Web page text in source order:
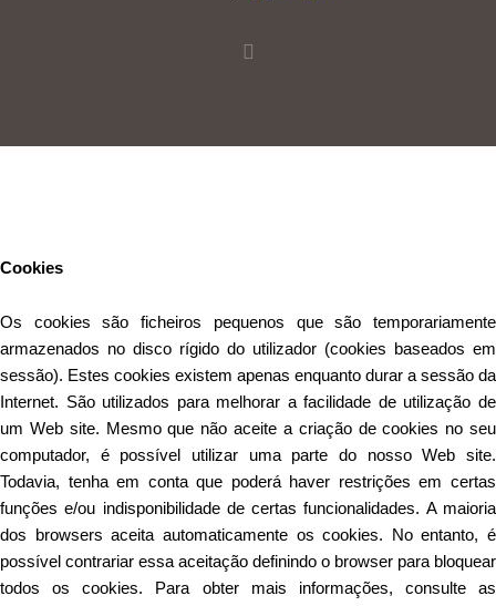
Cookies
Os cookies são ficheiros pequenos que são temporariamente
armazenados no disco rígido do utilizador (cookies baseados em
sessão). Estes cookies existem apenas enquanto durar a sessão da
Internet. São utilizados para melhorar a facilidade de utilização de
um Web site. Mesmo que não aceite a criação de cookies no seu
computador, é possível utilizar uma parte do nosso Web site.
Todavia, tenha em conta que poderá haver restrições em certas
funções e/ou indisponibilidade de certas funcionalidades. A maioria
dos browsers aceita automaticamente os cookies. No entanto, é
possível contrariar essa aceitação definindo o browser para bloquear
todos os cookies. Para obter mais informações, consulte as